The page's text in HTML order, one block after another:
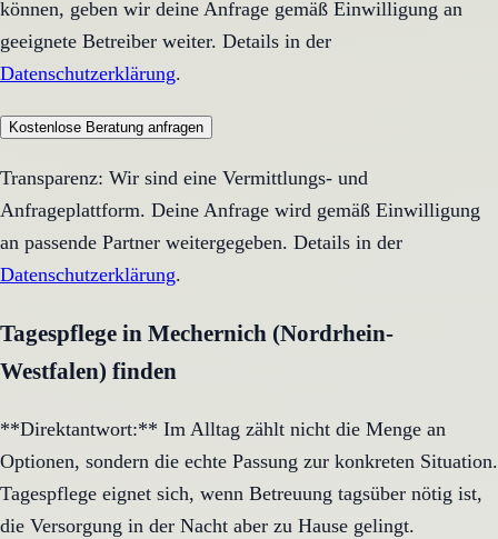
können, geben wir deine Anfrage gemäß Einwilligung an
geeignete Betreiber weiter. Details in der
Datenschutzerklärung.
Kostenlose Beratung anfragen
Transparenz: Wir sind eine Vermittlungs- und
Anfrageplattform. Deine Anfrage wird gemäß Einwilligung
an passende Partner weitergegeben. Details in der
Datenschutzerklärung.
Tagespflege in Mechernich (Nordrhein-
Westfalen) finden
**Direktantwort:** Im Alltag zählt nicht die Menge an
Optionen, sondern die echte Passung zur konkreten Situation.
Tagespflege eignet sich, wenn Betreuung tagsüber nötig ist,
die Versorgung in der Nacht aber zu Hause gelingt.